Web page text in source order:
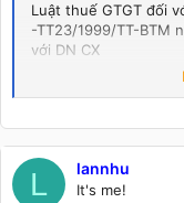
Luật thuế GTGT đối
-TT23/1999/TT-BTM
với DN CX
-NĐ36/CP ngày 24/
Tuy nhiên những quy
thì sẽ áp dụng theo
L lannhu
It's me!